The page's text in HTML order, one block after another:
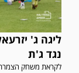
ליגה ג'
נגד ג'ת
לקראת משחק הצמרת